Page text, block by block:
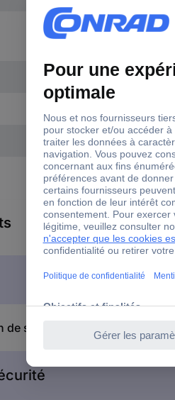
soudage;Weller WT2022M